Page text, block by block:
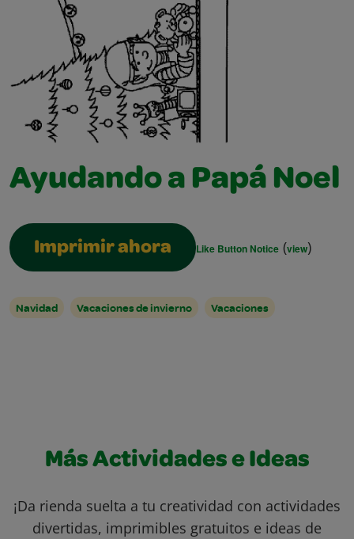
Ayudando a Papá Noel
Imprimir ahora Like Button Notice (view)
Navidad Vacaciones de invierno Vacaciones
Más Actividades e Ideas
¡Da rienda suelta a tu creatividad con actividades
divertidas, imprimibles gratuitos e ideas de